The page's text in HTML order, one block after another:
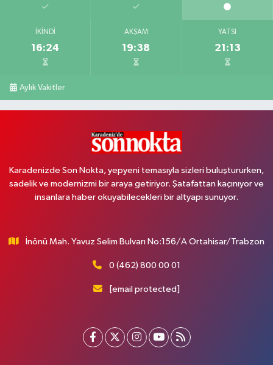
İKINDI
16:24
AKŞAM
19:38
YATSI
21:13
Aylık Vakitler
Karadenizde Son Nokta, yepyeni temasıyla sizleri buluştururken,
sadelik ve modernizmi bir araya getiriyor. Şatafattan kaçınıyor ve
insanlara haber okuyabilecekleri bir altyapı sunuyor.
İnönü Mah. Yavuz Selim Bulvarı No:156/A Ortahisar/Trabzon
0 (462) 800 00 01
[email protected]